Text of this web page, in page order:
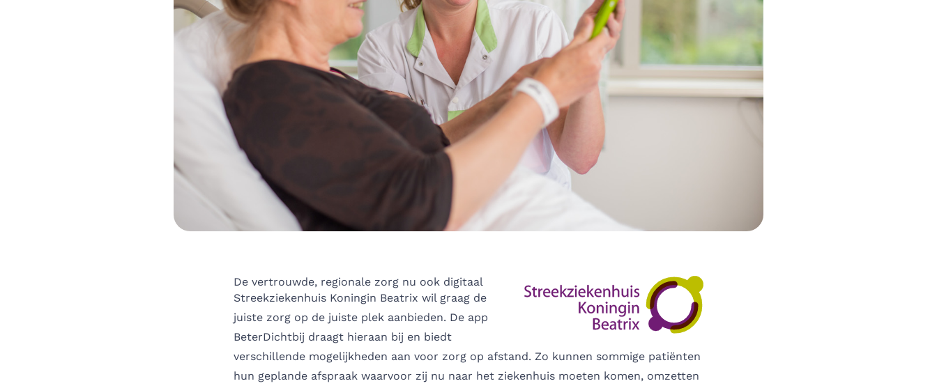
De vertrouwde, regionale zorg nu ook digitaal
Streekziekenhuis Koningin Beatrix wil graag de
juiste zorg op de juiste plek aanbieden. De app
BeterDichtbij draagt hieraan bij en biedt
verschillende mogelijkheden aan voor zorg op afstand. Zo kunnen sommige patiënten
hun geplande afspraak waarvoor zij nu naar het ziekenhuis moeten komen, omzetten